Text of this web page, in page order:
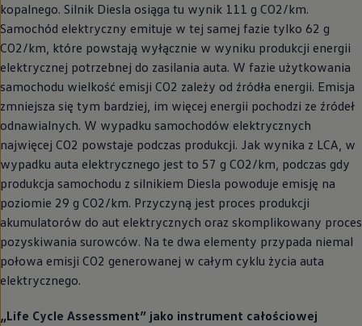
kopalnego. Silnik Diesla osiąga tu wynik 111 g CO2/km.
Samochód elektryczny emituje w tej samej fazie tylko 62 g
CO2/km, które powstają wyłącznie w wyniku produkcji energii
elektrycznej potrzebnej do zasilania auta. W fazie użytkowania
samochodu wielkość emisji CO2 zależy od źródła energii. Emisja
zmniejsza się tym bardziej, im więcej energii pochodzi ze źródeł
odnawialnych. W wypadku samochodów elektrycznych
najwięcej CO2 powstaje podczas produkcji. Jak wynika z LCA, w
wypadku auta elektrycznego jest to 57 g CO2/km, podczas gdy
produkcja samochodu z silnikiem Diesla powoduje emisję na
poziomie 29 g CO2/km. Przyczyną jest proces produkcji
akumulatorów do aut elektrycznych oraz skomplikowany proces
pozyskiwania surowców. Na te dwa elementy przypada niemal
połowa emisji CO2 generowanej w całym cyklu życia auta
elektrycznego.
„Life Cycle Assessment” jako instrument całościowej